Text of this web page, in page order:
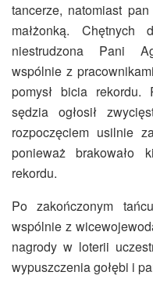
tancerze, natomiast
małżonką. Chętnych
niestrudzona Pani
wspólnie z
pomysł bicia
sędzia ogłosił
rozpoczęciem usilnie
ponieważ brakowało
rekordu.
Po zakończonym
wspólnie z
nagrody w loterii
wypuszczenia gołębi i